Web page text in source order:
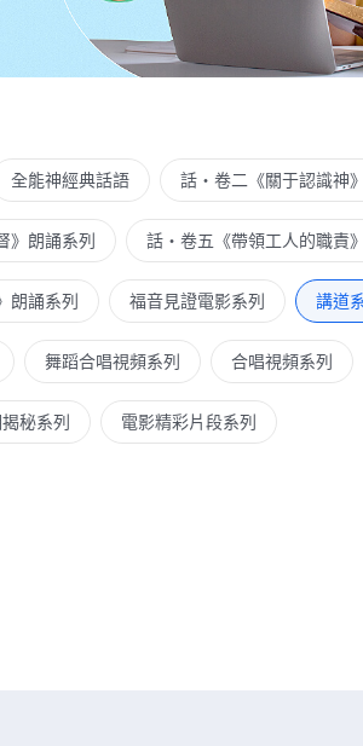
全能神經典話語 話・卷二《關于認識神
》朗誦系列 話・卷五《帶領工人的職責
朗誦系列 福音見證電影系列 講道
舞蹈合唱視頻系列 合唱視頻系列
秘系列 電影精彩片段系列